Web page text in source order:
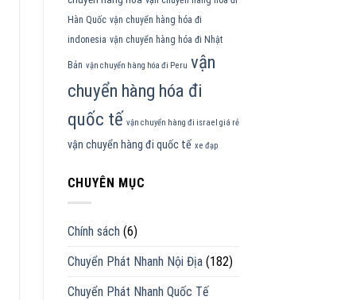
Hàn Quốc vận chuyển hàng hóa đi
indonesia vận chuyển hàng hóa đi Nhật
Bản vận chuyển hàng hóa đi Peru vận
chuyển hàng hóa đi
quốc tế vận chuyển hàng đi israel giá rẻ
vận chuyển hàng đi quốc tế xe đạp
CHUYÊN MỤC
Chính sách (6)
Chuyển Phát Nhanh Nội Địa(182)
Chuyển Phát Nhanh Quốc Tế